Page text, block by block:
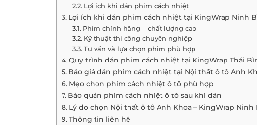
Lợi ích khi dán phim cách nhiệt
Lợi ích khi dán phim cách nhiệt tại KingWrap Ninh
Phim chính hãng – chất lượng cao
Kỹ thuật thi công chuyên nghiệp
Tư vấn và lựa chọn phim phù hợp
Quy trình dán phim cách nhiệt tại KingWrap Thái
Báo giá dán phim cách nhiệt tại Nội thất ô tô Anh
Mẹo chọn phim cách nhiệt ô tô phù hợp
Bảo quản phim cách nhiệt ô tô sau khi dán
Lý do chọn Nội thất ô tô Anh Khoa – KingWrap Ninh
Thông tin liên hệ